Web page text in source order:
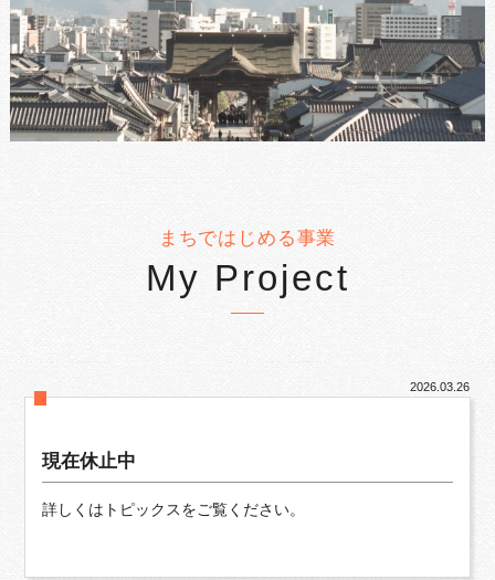
まちではじめる事業
My Project
2026.03.26
現在休止中
詳しくはトピックスをご覧ください。